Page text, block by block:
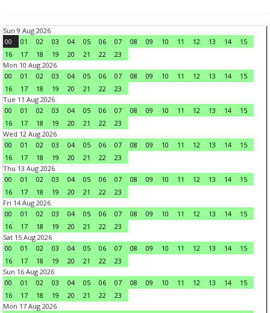
Sun 9 Aug 2026
00
01 02 03 04 05 06 07 08 09 10 11 12 13 14
15
16
17 18 19 20 21 22
23
Mon 10 Aug 2026
00
01 02 03 04 05 06 07 08 09 10 11 12 13 14
15
16
17 18 19 20 21 22
23
Tue 11 Aug 2026
00
01 02 03 04 05 06 07 08 09 10 11 12 13 14
15
16
17 18 19 20 21 22
23
Wed 12 Aug 2026
00
01 02 03 04 05 06 07 08 09 10 11 12 13 14
15
16
17 18 19 20 21 22
23
Thu 13 Aug 2026
00
01 02 03 04 05 06 07 08 09 10 11 12 13 14
15
16
17 18 19 20 21 22
23
Fri 14 Aug 2026
00
01 02 03 04 05 06 07 08 09 10 11 12 13 14
15
16
17 18 19 20 21 22
23
Sat 15 Aug 2026
00
01 02 03 04 05 06 07 08 09 10 11 12 13 14
15
16
17 18 19 20 21 22
23
Sun 16 Aug 2026
00
01 02 03 04 05 06 07 08 09 10 11 12 13 14
15
16
17 18 19 20 21 22
23
Mon 17 Aug 2026